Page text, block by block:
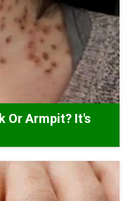
Or Armpit? It's